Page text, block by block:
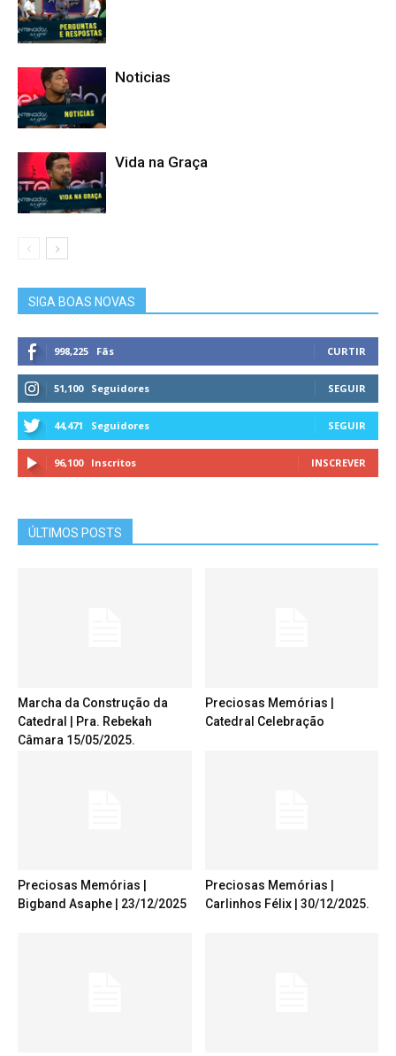
Noticias
Vida na Graça
SIGA BOAS NOVAS
998,225 Fãs CURTIR
51,100 Seguidores SEGUIR
44,471 Seguidores SEGUIR
96,100 Inscritos INSCREVER
ÚLTIMOS POSTS
Marcha da Construção da
Catedral | Pra. Rebekah
Câmara 15/05/2025.
Preciosas Memórias |
Catedral Celebração
Preciosas Memórias |
Bigband Asaphe | 23/12/2025
Preciosas Memórias |
Carlinhos Félix | 30/12/2025.